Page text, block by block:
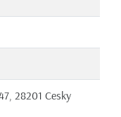
28201 Cesky